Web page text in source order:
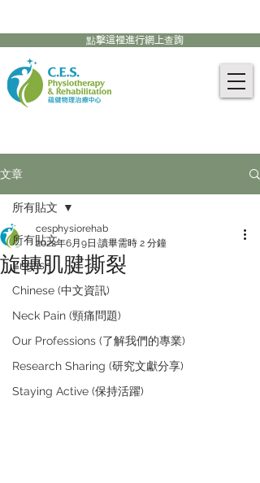
點擊這裡進行網上查詢
文章
所有貼文
English
Chinese (中文資訊)
Neck Pain (頸痛問題)
Our Professions (了解我們的專業)
Research Sharing (研究文獻分享)
Staying Active (保持活躍)
所有貼文
旋轉肌腱撕裂
cesphysiorehab
2022年6月9日 讀畢需時 2 分鐘